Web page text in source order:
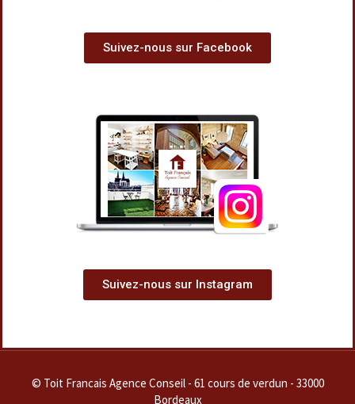
Suivez-nous sur Facebook
Suivez-nous sur Instagram
© Toit Francais Agence Conseil - 61 cours de verdun - 33000
Bordeaux